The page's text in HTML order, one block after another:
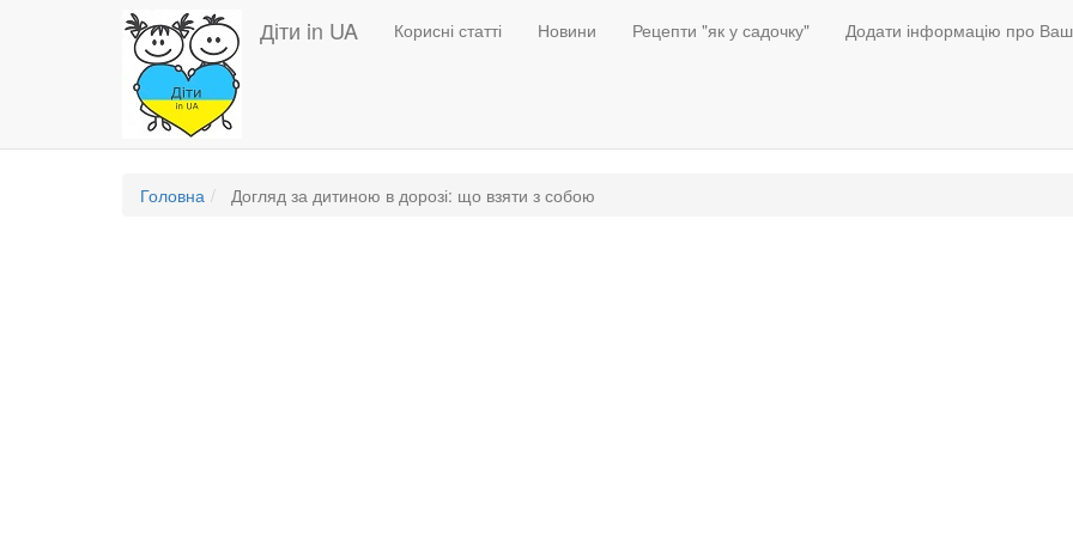
Діти in UA
Основная
навигация
Корисні статті Новини Рецепти "як у садочку" Додати інформацію про
Головна Догляд за дитиною в дорозі: що взяти з собою